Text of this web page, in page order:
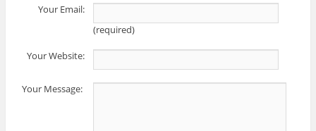
Your Email:
(required)
Your Website:
Your Message: